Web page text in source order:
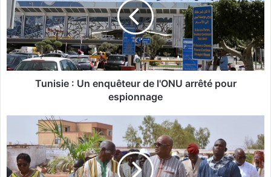
s
i
e
:
U
ê
t
e
Tunisie : Un enquêteur de l'ONU arrêté pour
espionnage
u
r
i